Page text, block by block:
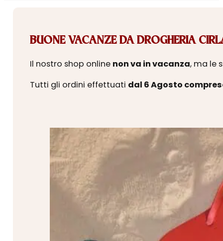
BUONE VACANZE DA DROGHERIA
Il nostro shop online non va in vacanza, ma le
Tutti gli ordini effettuati dal 6 Agosto